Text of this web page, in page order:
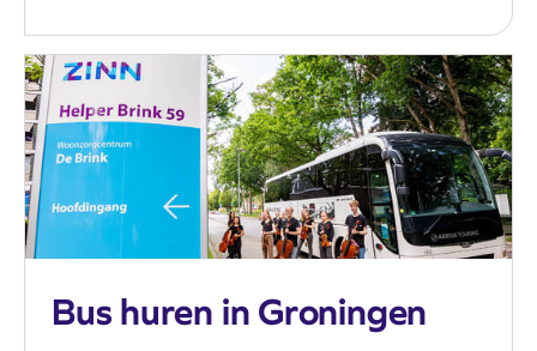
Bus huren in Groningen